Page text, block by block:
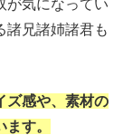
が気になってい
諸兄諸姉諸君も
ズ感や、素材の
す。